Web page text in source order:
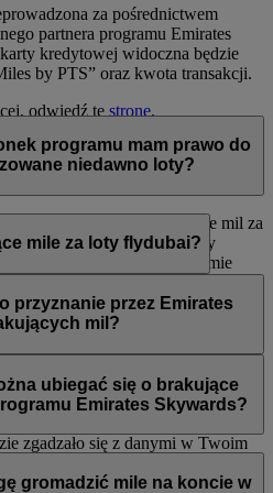
za pośrednictwem
partnera programu Emirates
kredytowej widoczna będzie
by PTS” oraz kwota transakcji.
odwiedź tę stronę.
programu mam prawo do
niedawno loty?
wnioskować o przyznanie mil za
oraz Qantas, które miały
przed rejestracją w programie
np. loty z innymi liniami
nie będą uprawniać do
mil.
mile za loty flydubai?
przyznanie przez Emirates
mil?
uzyskać tylko za kwalifikujące
miesięcy od daty podróży. Od
zgadzało się z danymi w Twoim
ubiegać się o brakujące
Emirates Skywards?
trzech tygodni od daty transakcji.
gromadzić mile na koncie w